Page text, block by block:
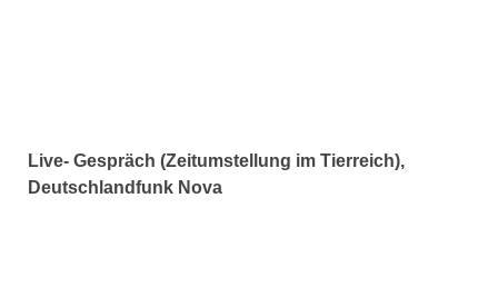
Live- Gespräch (Zeitumstellung im Tierreich),
Deutschlandfunk Nova